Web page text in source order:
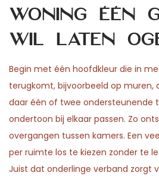
woning één
wil laten
Begin met één hoofdkleur die in
terugkomt, bijvoorbeeld op muren,
daar één of twee ondersteunende
ondertoon bij elkaar passen. Zo
overgangen tussen kamers. Een
per ruimte los te kiezen zonder te
Juist dat onderlinge verband zorgt